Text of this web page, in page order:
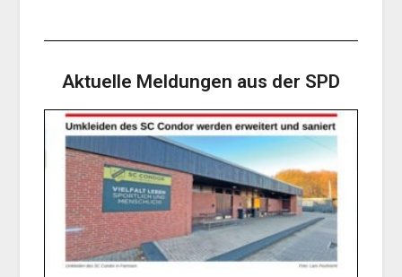
Aktuelle Meldungen aus der SPD